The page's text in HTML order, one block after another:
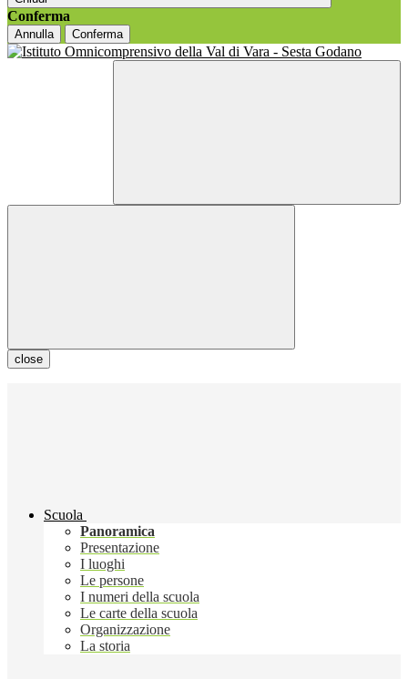
Conferma
Annulla Conferma
close
Scuola
Panoramica
Presentazione
I luoghi
Le persone
I numeri della scuola
Le carte della scuola
Organizzazione
La storia